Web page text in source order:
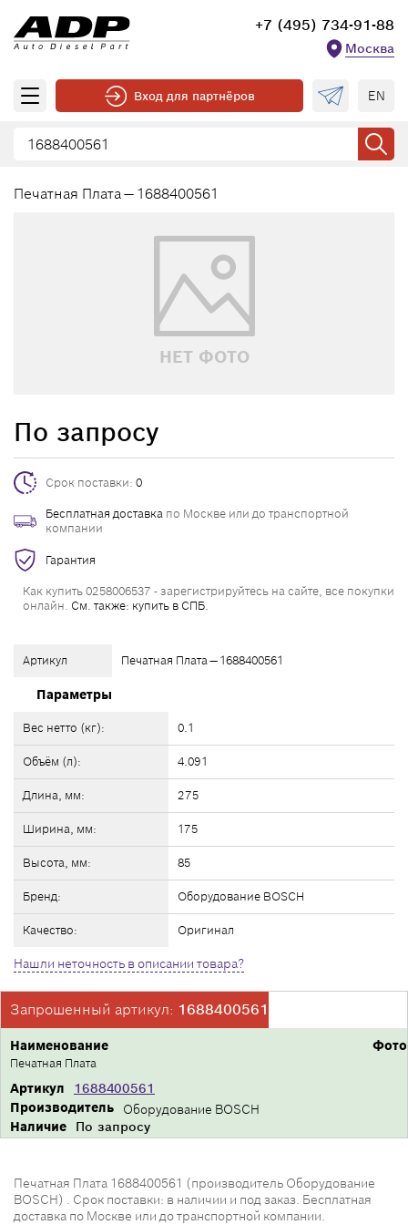
+7 (495) 734-91-88
Москва
Вход для партнёров EN
Печатная Плата — 1688400561
НЕТ ФОТО
Артикул Печатная Плата — 1688400561
Параметры
Вес нетто (кг): 0.1
Объём (л): 4.091
Длина, мм: 275
Ширина, мм: 175
Высота, мм: 85
Бренд: Оборудование BOSCH
Качество: Оригинал
Нашли неточность в описании товара?
По запросу
Срок поставки: 0
Бесплатная доставка по Москве или до транспортной
компании
Гарантия
Как купить 0258006537 - зарегистрируйтесь на сайте, все покупки
онлайн. См. также: купить в СПБ.
Запрошенный артикул: 1688400561
Фото
Производитель Оборудование BOSCH
Артикул 1688400561
Наименование
Печатная Плата
Наличие По запросу
Печатная Плата 1688400561 (производитель Оборудование
BOSCH) . Срок поставки: в наличии и под заказ. Бесплатная
доставка по Москве или до транспортной компании.